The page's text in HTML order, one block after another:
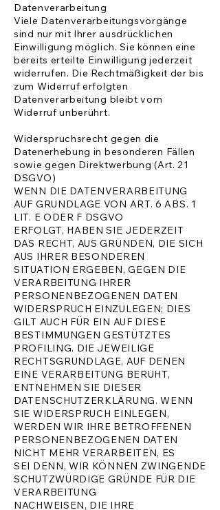
Datenverarbeitung
Viele Datenverarbeitungsvorgänge
sind nur mit Ihrer ausdrücklichen
Einwilligung möglich. Sie können eine
bereits erteilte Einwilligung jederzeit
widerrufen. Die Rechtmäßigkeit der bis
zum Widerruf erfolgten
Datenverarbeitung bleibt vom
Widerruf unberührt.
Widerspruchsrecht gegen die
Datenerhebung in besonderen Fällen
sowie gegen Direktwerbung (Art. 21
DSGVO)
WENN DIE DATENVERARBEITUNG
AUF GRUNDLAGE VON ART. 6 ABS. 1
LIT. E ODER F DSGVO
ERFOLGT, HABEN SIE JEDERZEIT
DAS RECHT, AUS GRÜNDEN, DIE SICH
AUS IHRER BESONDEREN
SITUATION ERGEBEN, GEGEN DIE
VERARBEITUNG IHRER
PERSONENBEZOGENEN DATEN
WIDERSPRUCH EINZULEGEN; DIES
GILT AUCH FÜR EIN AUF DIESE
BESTIMMUNGEN GESTÜTZTES
PROFILING. DIE JEWEILIGE
RECHTSGRUNDLAGE, AUF DENEN
EINE VERARBEITUNG BERUHT,
ENTNEHMEN SIE DIESER
DATENSCHUTZERKLÄRUNG. WENN
SIE WIDERSPRUCH EINLEGEN,
WERDEN WIR IHRE BETROFFENEN
PERSONENBEZOGENEN DATEN
NICHT MEHR VERARBEITEN, ES
SEI DENN, WIR KÖNNEN ZWINGENDE
SCHUTZWÜRDIGE GRÜNDE FÜR DIE
VERARBEITUNG
NACHWEISEN, DIE IHRE